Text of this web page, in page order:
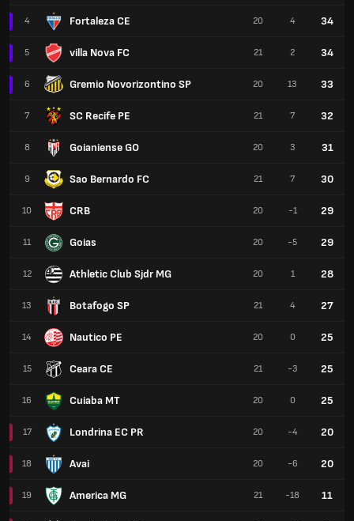
4 Fortaleza CE
5 villa Nova FC
6 Gremio Novorizontino SP
7 SC Recife PE
8 Goianiense GO
9 Sao Bernardo FC
10 CRB
11 Goias
12 Athletic Club Sjdr MG
13 Botafogo SP
14 Nautico PE
15 Ceara CE
16 Cuiaba MT
17 Londrina EC PR
18 Avai
19 America MG
20 4 34
21 2 34
20 13 33
21 7 32
20 3 31
21 7 30
20 -1 29
20 -5 29
20 1 28
21 4 27
20 0 25
21 -3 25
20 0 25
20 -4 20
20 -6 20
21 -18 11